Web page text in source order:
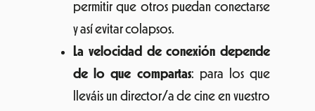
permitir que otros puedan conectarse
y así evitar colapsos.
La velocidad de conexión depende
de lo que compartas: para los que
lleváis un director/a de cine en vuestro